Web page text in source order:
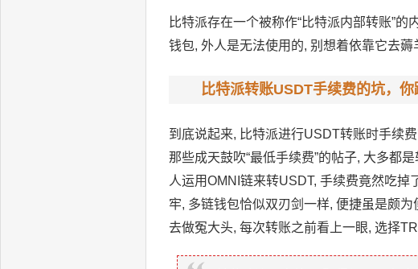
比特派存在一个被称作“比特派内部转账”
钱包, 外人是无法使用的, 别想着依靠它去
比特派转账USDT手续费的坑，
到底说起来, 比特派进行USDT转账时手续
那些成天鼓吹“最低手续费”的帖子, 大多都
人运用OMNI链来转USDT, 手续费竟然吃
牢, 多链钱包恰似双刃剑一样, 便捷虽是颇
去做冤大头, 每次转账之前看上一眼, 选择